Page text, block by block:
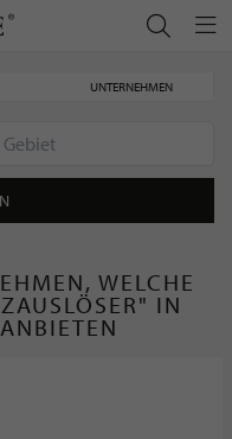
UNTERNEHMEN
WELCHE
IN